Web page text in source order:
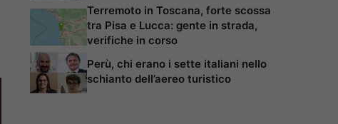
Terremoto in Toscana, forte scossa
tra Pisa e Lucca: gente in strada,
verifiche in corso
Perù, chi erano i sette italiani nello
schianto dell’aereo turistico